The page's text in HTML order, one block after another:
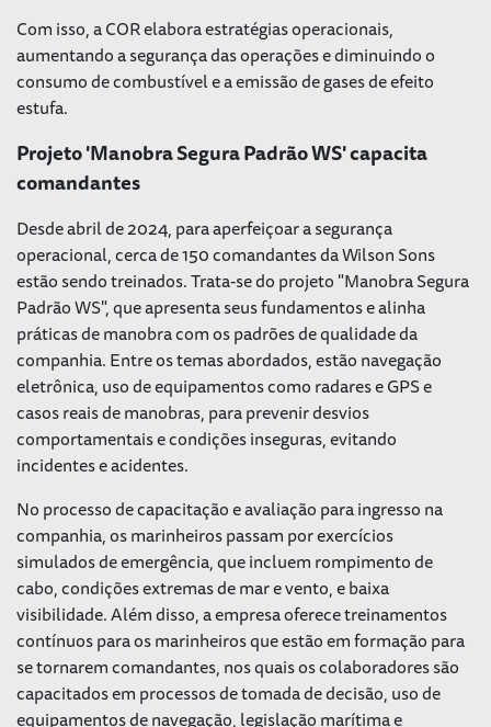
Com isso, a COR elabora estratégias operacionais,
aumentando a segurança das operações e diminuindo o
consumo de combustível e a emissão de gases de efeito
estufa.
Projeto 'Manobra Segura Padrão WS' capacita
comandantes
Desde abril de 2024, para aperfeiçoar a segurança
operacional, cerca de 150 comandantes da Wilson Sons
estão sendo treinados. Trata-se do projeto "Manobra Segura
Padrão WS", que apresenta seus fundamentos e alinha
práticas de manobra com os padrões de qualidade da
companhia. Entre os temas abordados, estão navegação
eletrônica, uso de equipamentos como radares e GPS e
casos reais de manobras, para prevenir desvios
comportamentais e condições inseguras, evitando
incidentes e acidentes.
No processo de capacitação e avaliação para ingresso na
companhia, os marinheiros passam por exercícios
simulados de emergência, que incluem rompimento de
cabo, condições extremas de mar e vento, e baixa
visibilidade. Além disso, a empresa oferece treinamentos
contínuos para os marinheiros que estão em formação para
se tornarem comandantes, nos quais os colaboradores são
capacitados em processos de tomada de decisão, uso de
equipamentos de navegação, legislação marítima e